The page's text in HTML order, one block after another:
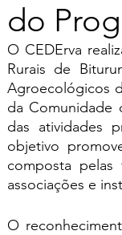
do
O CEDErva
Rurais de
Agroecológicos
da Comunidade
das atividades
objetivo
composta pelas
associações e
O